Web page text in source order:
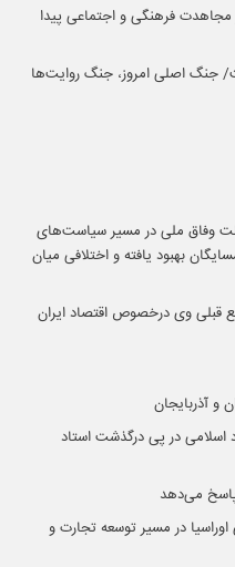
فرهنگی و اجتماعی پیدا
جنگ اصلی امروز، جنگ روایت‌ها
وفاق ملی در مسیر سیاست‌های
بهبود یافته و اختلافی میان
قبلی وی درخصوص اقتصاد ایران
و آذربایجان
اسلامی در پی درگذشت استاد
پاسخ می‌دهد
در مسیر توسعه تجارت و